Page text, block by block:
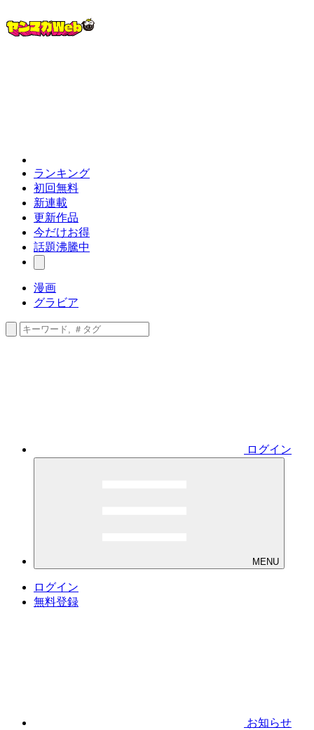
ランキング
初回無料
新連載
更新作品
今だけお得
話題沸騰中
漫画
グラビア
ログイン
MENU
ログイン
無料登録
お知らせ